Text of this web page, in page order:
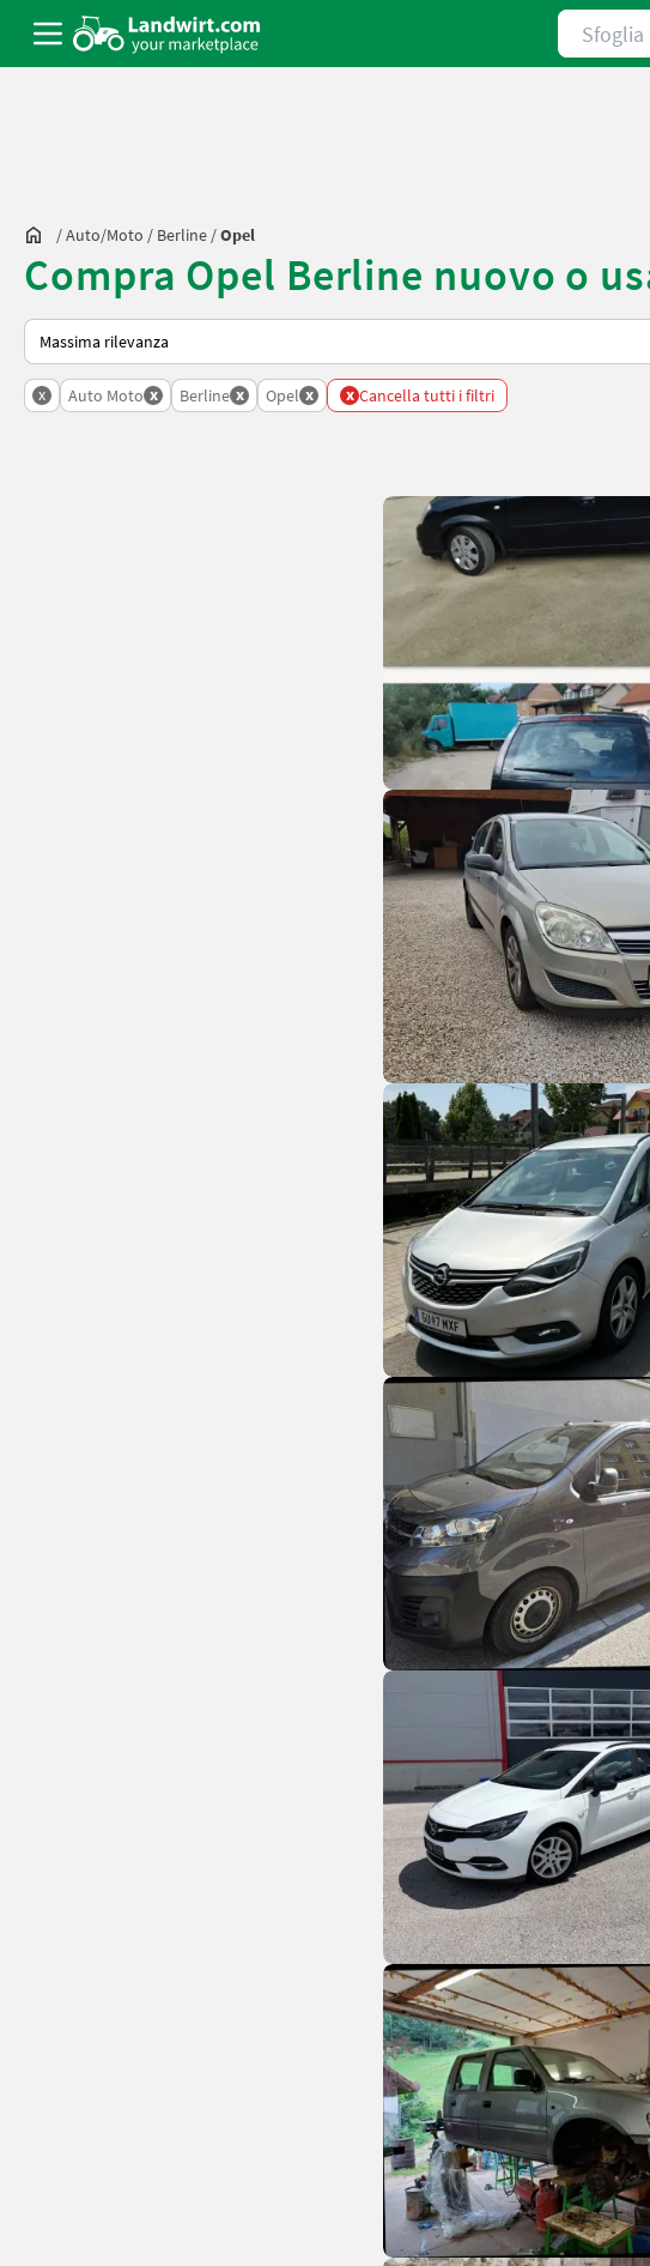
Sfoglia le
/Auto/moto / Berline /Opel
Compra Opel Berline nuovo o
Ecco come viene ordinato su Landwirt.com
x Auto Moto x Berline x Opel x x Cancella tutti i filtri